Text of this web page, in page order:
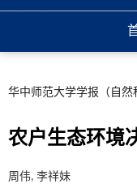
华中师范大学学报（自然
农户生态环境
周伟, 李祥妹